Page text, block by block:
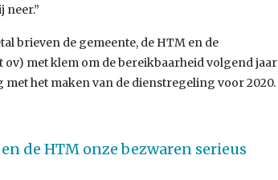
neer.”
brieven de gemeente, de HTM en de
met klem om de bereikbaarheid volgend jaar
het maken van de dienstregeling voor 2020.
de HTM onze bezwaren serieus